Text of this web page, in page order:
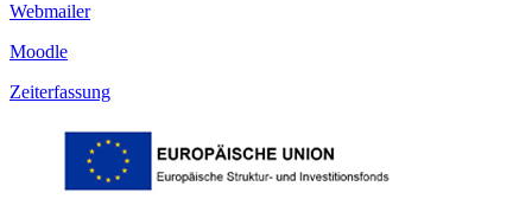
Webmailer
Moodle
Zeiterfassung